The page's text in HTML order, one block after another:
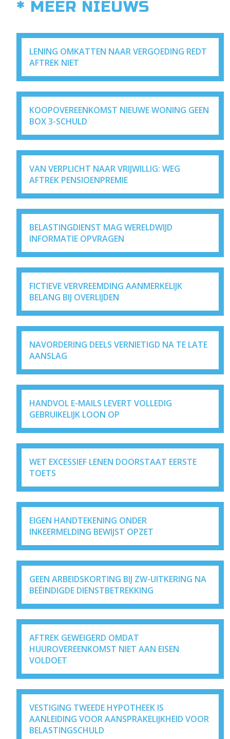
* MEER NIEUWS
LENING OMKATTEN NAAR VERGOEDING REDT
AFTREK NIET
KOOPOVEREENKOMST NIEUWE WONING GEEN
BOX 3-SCHULD
VAN VERPLICHT NAAR VRIJWILLIG: WEG
AFTREK PENSIOENPREMIE
BELASTINGDIENST MAG WERELDWIJD
INFORMATIE OPVRAGEN
FICTIEVE VERVREEMDING AANMERKELIJK
BELANG BIJ OVERLIJDEN
NAVORDERING DEELS VERNIETIGD NA TE LATE
AANSLAG
HANDVOL E-MAILS LEVERT VOLLEDIG
GEBRUIKELIJK LOON OP
WET EXCESSIEF LENEN DOORSTAAT EERSTE
TOETS
EIGEN HANDTEKENING ONDER
INKEERMELDING BEWIJST OPZET
GEEN ARBEIDSKORTING BIJ ZW-UITKERING NA
BEËINDIGDE DIENSTBETREKKING
AFTREK GEWEIGERD OMDAT
HUUROVEREENKOMST NIET AAN EISEN
VOLDOET
VESTIGING TWEEDE HYPOTHEEK IS
AANLEIDING VOOR AANSPRAKELIJKHEID VOOR
BELASTINGSCHULD